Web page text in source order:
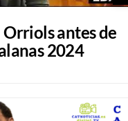
antes de
2024